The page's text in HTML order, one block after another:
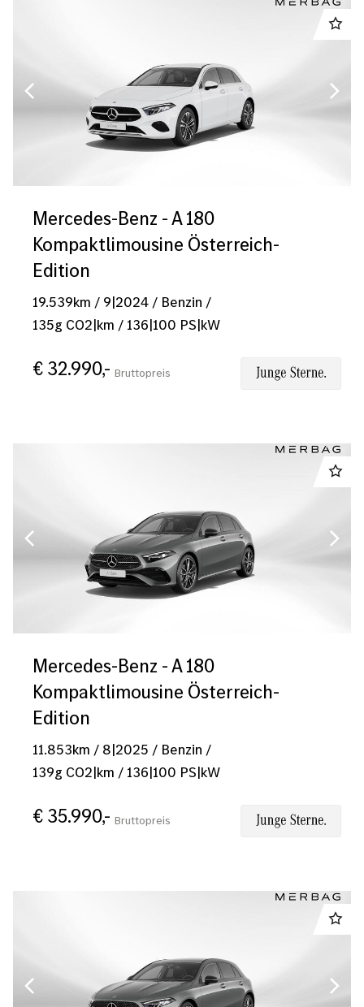
Mercedes-Benz - A 180
Kompaktlimousine Österreich-
Edition
19.539km / 9|2024 / Benzin /
135g CO2|km / 136|100 PS|kW
€ 32.990,- Bruttopreis
Mercedes-Benz - A 180
Kompaktlimousine Österreich-
Edition
11.853km / 8|2025 / Benzin /
139g CO2|km / 136|100 PS|kW
€ 35.990,- Bruttopreis